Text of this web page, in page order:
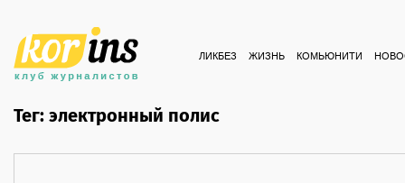
ЛИКБЕЗ ЖИЗНЬ КОМЬЮНИТИ
Тег: электронный полис